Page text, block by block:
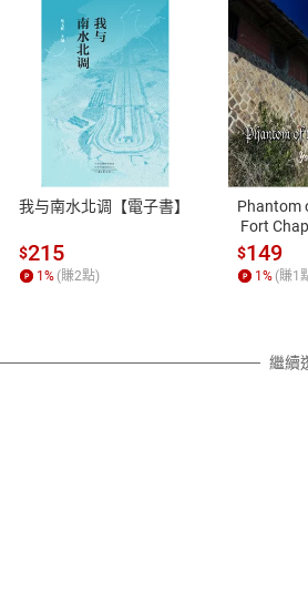
PAY、AFTEE
退換貨
本店是否提供消
之權利，遽消費
除權合理例外情
質各有不同規定
照各商品說明。
我与南水北调【電子書】
$215
1% (賺2點)
Phantom
Fort
書】
$149
1% (賺1
繼續